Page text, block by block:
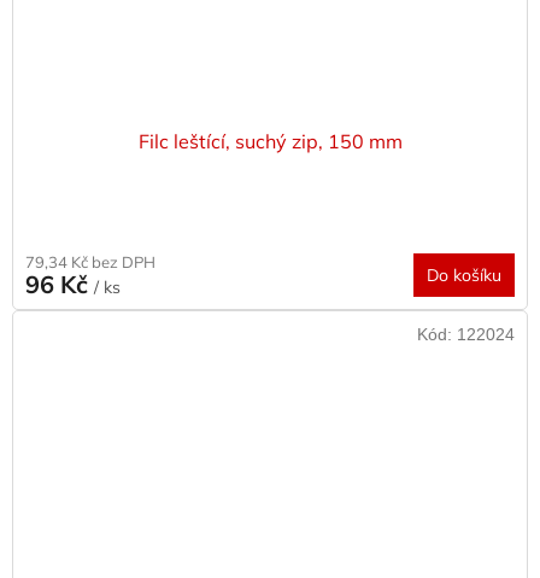
Filc leštící, suchý zip, 150 mm
79,34 Kč bez DPH
96 Kč / ks
Do košíku
Kód: 122024